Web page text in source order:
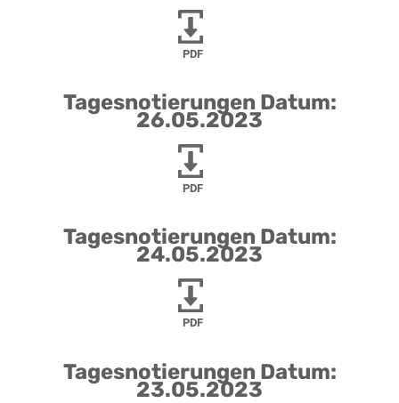
PDF
Tagesnotierungen Datum:
26.05.2023
PDF
Tagesnotierungen Datum:
24.05.2023
PDF
Tagesnotierungen Datum:
23.05.2023